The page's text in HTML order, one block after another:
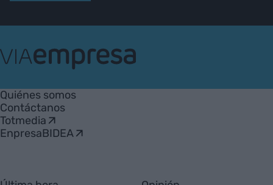
Empresa
Quiénes somos
Contáctanos
Totmedia
EnpresaBIDEA